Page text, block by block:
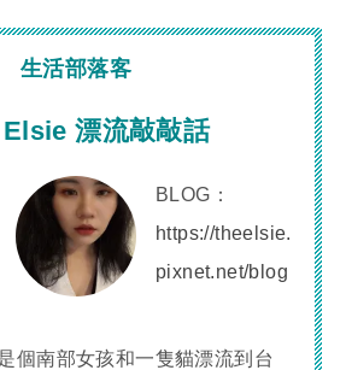
生活部落客
漂流敲敲話
BLOG：
https://theelsie.
pixnet.net/blog
個南部女孩和一隻貓漂流到台